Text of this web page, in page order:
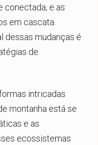
conectada, e as
em cascata.
dessas mudanças é
de
intricadas
montanha está se
e as
ecossistemas